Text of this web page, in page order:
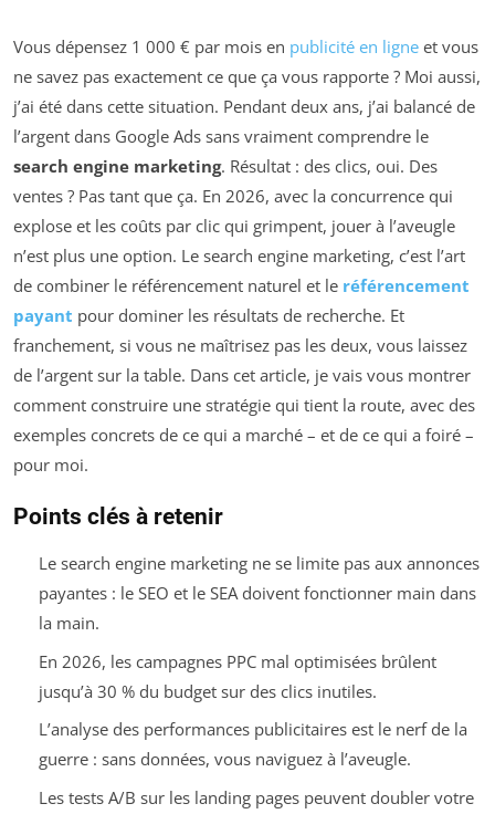
Vous dépensez 1 000 € par mois en publicité en ligne et vous
ne savez pas exactement ce que ça vous rapporte ? Moi aussi,
j’ai été dans cette situation. Pendant deux ans, j’ai balancé de
l’argent dans Google Ads sans vraiment comprendre le
search engine marketing. Résultat : des clics, oui. Des
ventes ? Pas tant que ça. En 2026, avec la concurrence qui
explose et les coûts par clic qui grimpent, jouer à l’aveugle
n’est plus une option. Le search engine marketing, c’est l’art
de combiner le référencement naturel et le référencement
payant pour dominer les résultats de recherche. Et
franchement, si vous ne maîtrisez pas les deux, vous laissez
de l’argent sur la table. Dans cet article, je vais vous montrer
comment construire une stratégie qui tient la route, avec des
exemples concrets de ce qui a marché – et de ce qui a foiré –
pour moi.
Points clés à retenir
Le search engine marketing ne se limite pas aux annonces
payantes : le SEO et le SEA doivent fonctionner main dans
la main.
En 2026, les campagnes PPC mal optimisées brûlent
jusqu’à 30 % du budget sur des clics inutiles.
L’analyse des performances publicitaires est le nerf de la
guerre : sans données, vous naviguez à l’aveugle.
Les tests A/B sur les landing pages peuvent doubler votre